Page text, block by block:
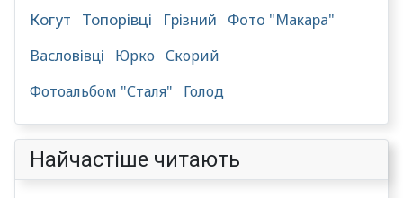
Когут
Топорівці Грізний
Фото "Макара"
Васловівці
Юрко Скорий
Фотоальбом "Сталя"
Голод
Найчастіше читають